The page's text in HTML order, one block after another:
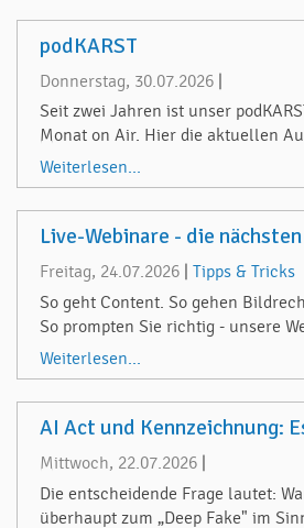
podKARST
Donnerstag, 30.07.2026
Seit zwei Jahren ist unser
Monat on Air. Hier die aktuellen
Weiterlesen...
Live-Webinare - die
Freitag, 24.07.2026
Tipps & Tricks
So geht Content. So gehen
So prompten Sie richtig - unsere
Weiterlesen...
AI Act und Kennzeichnung:
Mittwoch, 22.07.2026
Die entscheidende Frage lautet:
überhaupt zum „Deep Fake" im